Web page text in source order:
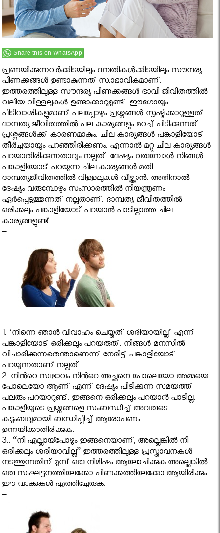
Share this on WhatsApp
പ്രണയിക്കുന്നവർക്കിടയിലും ദമ്പതികൾക്കിടയിലും സൗന്ദര്യ
പിണക്കങ്ങൾ ഉണ്ടാകുന്നത് സ്വാഭാവികമാണ്.
ഇത്തരത്തിലുള്ള സൗന്ദര്യ പിണക്കങ്ങൾ ഭാവി ജീവിതത്തിൽ
വലിയ വിള്ളലുകൾ ഉണ്ടാക്കാറുമുണ്ട്. ഈഗോയും
പിടിവാശികളുമാണ് പലപ്പോഴും പ്രശ്നങ്ങൾ സൃഷ്ടിക്കാറുള്ളത്.
ദാമ്പത്യ ജീവിതത്തിൽ പല കാര്യങ്ങളും മറച്ച് പിടിക്കുന്നത്
പ്രശ്നങ്ങൾക്ക് കാരണമാകും. ചില കാര്യങ്ങൾ പങ്കാളിയോട്
തീർച്ചയായും പറഞ്ഞിരിക്കണം. എന്നാൽ മറ്റു ചില കാര്യങ്ങൾ
പറയാതിരിക്കുന്നതാവും നല്ലത്. ദേഷ്യം വരുമ്പോൾ നിങ്ങൾ
പങ്കാളിയോട് പറയുന്ന ചില കാര്യങ്ങൾ മതി
ദാമ്പത്യജീവിതത്തിൽ വിള്ളലുകൾ വീഴ്ത്താൻ. അതിനാൽ
ദേഷ്യം വരുമ്പോഴും സംസാരത്തിൽ നിയന്ത്രണം
ഏർപ്പെടുത്തുന്നത് നല്ലതാണ്. ദാമ്പത്യ ജീവിതത്തിൽ
ഒരിക്കലും പങ്കാളിയോട് പറയാൻ പാടില്ലാത്ത ചില
കാര്യങ്ങളുണ്ട്.
–
–
1. ‘നിന്നെ ഞാൻ വിവാഹം ചെയ്തത് ശരിയായില്ല’ എന്ന്
പങ്കാളിയോട് ഒരിക്കലും പറയരുത്. നിങ്ങള്‍ മനസില്‍
വിചാരിക്കുന്നതെന്താണെന്ന് നേരിട്ട് പങ്കാളിയോട്
പറയുന്നതാണ് നല്ലത്.
2. നിൻറെ സ്വഭാവം നിൻറെ അച്ഛനെ പോലെയോ അമ്മയെ
പോലെയോ ആണ് എന്ന് ദേഷ്യം പിടിക്കുന്ന സമയത്ത്
പലരും പറയാറുണ്ട്. ഇങ്ങനെ ഒരിക്കലും പറയാൻ പാടില്ല.
പങ്കാളിയുടെ പ്രശ്നങ്ങളെ സംബന്ധിച്ച് അവരുടെ
കുടുംബവുമായി ബന്ധിപ്പിച്ച് ആരോപണം
ഉന്നയിക്കാതിരിക്കുക.
3.. “നീ എല്ലായ്പോഴും ഇങ്ങനെയാണ്, അല്ലെങ്കില്‍ നീ
ഒരിക്കലും ശരിയാവില്ല” ഇത്തരത്തിലുള്ള പ്രസ്താവനകൾ
നടത്തുന്നതിന് മുമ്പ് ഒരു നിമിഷം ആലോചിക്കുക.അല്ലെങ്കിൽ
ഒരു സംഘട്ടനത്തിലേക്കോ പിണക്കത്തിലേക്കോ ആയിരിക്കും
ഈ വാക്കുകൾ എത്തിച്ചേരുക.
–